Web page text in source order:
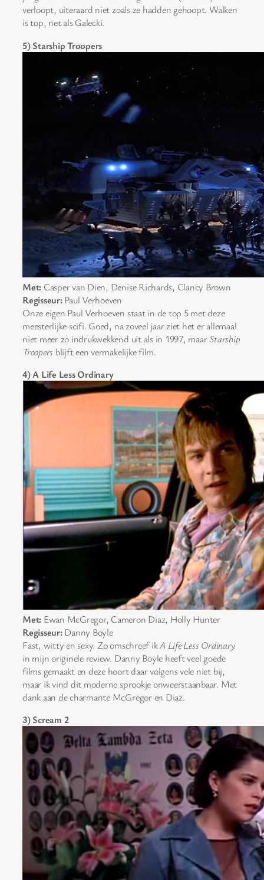
verloopt, uiteraard niet zoals ze hadden gehoopt. Walken
is top, net als Galecki.
5) Starship Troopers
Met: Casper van Dien, Denise Richards, Clancy Brown
Regisseur:Paul Verhoeven
Onze eigen Paul Verhoeven staat in de top 5 met deze
meesterlijke scifi. Goed, na zoveel jaar ziet het er allemaal
niet meer zo indrukwekkend uit als in 1997, maarStarship
Troopers blijft een vermakelijke film.
4) A Life Less Ordinary
Met: Ewan McGregor, Cameron Diaz, Holly Hunter
Regisseur:Danny Boyle
Fast, witty en sexy. Zo omschreef ikA Life Less Ordinary
in mijn originele review. Danny Boyle heeft veel goede
films gemaakt en deze hoort daar volgens vele niet bij,
maar ik vind dit moderne sprookje onweerstaanbaar. Met
dank aan de charmante McGregor en Diaz.
3) Scream 2